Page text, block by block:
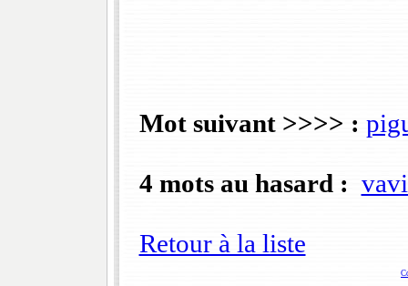
Mot suivant >>>> :
4 mots au hasard :
Retour à la liste